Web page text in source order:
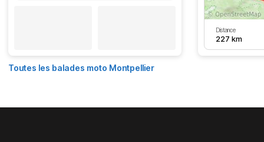
Distance
227 km
Toutes les balades moto Montpellier